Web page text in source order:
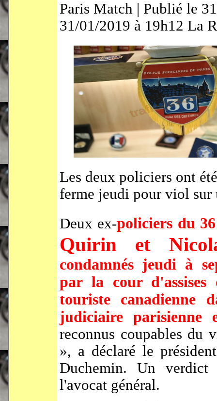
Paris Match | Publié le
31/01/2019 à 19h12 La
Les deux policiers ont
ferme jeudi pour viol sur
Deux ex-policiers du
Quirin et
condamnés jeudi à
par la cour
touriste canadienne
judiciaire parisienne
reconnus coupables du
», a déclaré le
Duchemin. Un verdict
l'avocat général.